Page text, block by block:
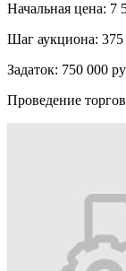
Начальная цена: 7
Шаг аукциона: 375
Задаток: 750 000
Проведение